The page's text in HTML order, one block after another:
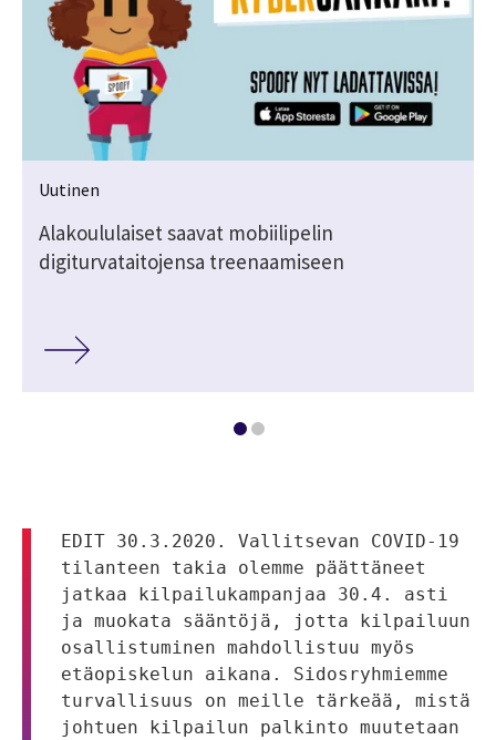
Uutinen
Alakoululaiset saavat mobiilipelin
digiturvataitojensa treenaamiseen
EDIT 30.3.2020. Vallitsevan COVID-19
tilanteen takia olemme päättäneet
jatkaa kilpailukampanjaa 30.4. asti
ja muokata sääntöjä, jotta kilpailuun
osallistuminen mahdollistuu myös
etäopiskelun aikana. Sidosryhmiemme
turvallisuus on meille tärkeää, mistä
johtuen kilpailun palkinto muutetaan